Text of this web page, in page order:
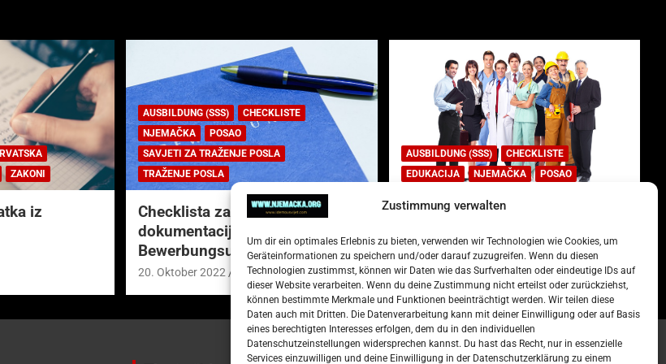
Zustimmung verwalten
Um dir ein optimales Erlebnis zu bieten, verwenden wir Technologien wie Cookies, um
Geräteinformationen zu speichern und/oder darauf zuzugreifen. Wenn du diesen
Technologien zustimmst, können wir Daten wie das Surfverhalten oder eindeutige IDs auf
dieser Website verarbeiten. Wenn du deine Zustimmung nicht erteilst oder zurückziehst,
können bestimmte Merkmale und Funktionen beeinträchtigt werden. Wir teilen diese
Daten auch mit Dritten. Die Datenverarbeitung kann mit deiner Einwilligung oder auf Basis
eines berechtigten Interesses erfolgen, dem du in den individuellen
Datenschutzeinstellungen widersprechen kannst. Du hast das Recht, nur in essenzielle
Services einzuwilligen und deine Einwilligung in der Datenschutzerklärung zu einem
ZAKONI
iz
AUSBILDUNG (SSS)
CHECKLISTE
NJEMAČKA
POSAO
SAVJETI ZA TRAŽENJE POSLA
TRAŽENJE POSLA
Checklista za prijavnu
dokumentaciju (njem.
Bewerbungsunterlagen)
20. Oktober 2022 Redakcija
AUSBILDUNG (SSS)
CHECKLISTE
EDUKACIJA
NJEMAČKA POSAO
Lista najtraženijih deficitarnih
15. Oktober 2022 Redakcija